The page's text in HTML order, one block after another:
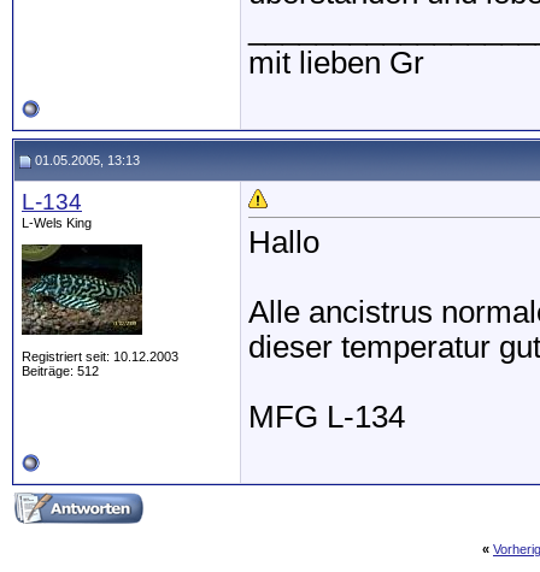
mit lieben Gr
01.05.2005, 13:13
L-134
L-Wels King
Registriert seit: 10.12.2003
Beiträge: 512
Hallo
Alle ancistrus
dieser temperatur
MFG L-134
«